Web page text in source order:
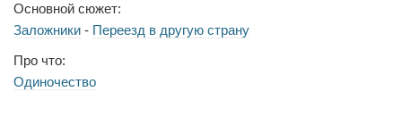
Основной сюжет:
Заложники - Переезд в другую страну
Про что:
Одиночество